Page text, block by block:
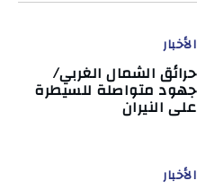
الأخبار
حرائق الشمال الغربي/
جهود متواصلة للسيطرة
على النيران
الأخبار